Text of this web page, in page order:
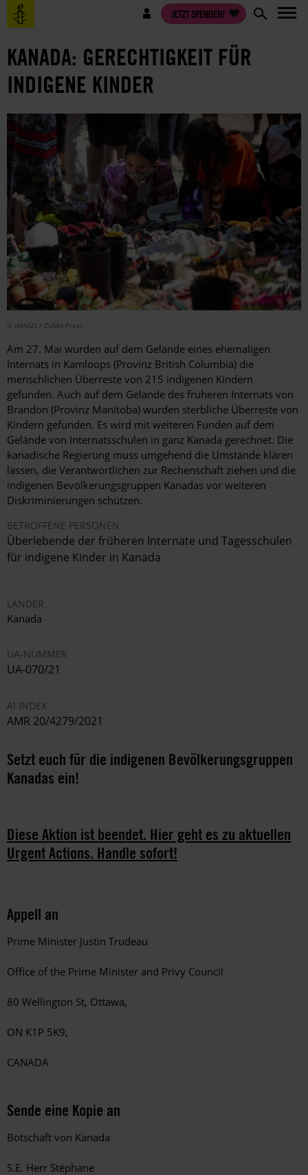
Direkt
zum
Benutzermenü JETZT SPENDEN!
KANADA: GERECHTIGKEIT FÜR
INDIGENE KINDER
© IMAGO / ZUMA Press
Am 27. Mai wurden auf dem Gelände eines ehemaligen
Internats in Kamloops (Provinz British Columbia) die
menschlichen Überreste von 215 indigenen Kindern
gefunden. Auch auf dem Gelände des früheren Internats von
Brandon (Provinz Manitoba) wurden sterbliche Überreste von
Kindern gefunden. Es wird mit weiteren Funden auf dem
Gelände von Internatsschulen in ganz Kanada gerechnet. Die
kanadische Regierung muss umgehend die Umstände klären
lassen, die Verantwortlichen zur Rechenschaft ziehen und die
indigenen Bevölkerungsgruppen Kanadas vor weiteren
Diskriminierungen schützen.
BETROFFENE PERSONEN
Überlebende der früheren Internate und Tagesschulen
für indigene Kinder in Kanada
LÄNDER
Kanada
UA-NUMMER
UA-070/21
AI INDEX
AMR 20/4279/2021
Setzt euch für die indigenen Bevölkerungsgruppen
Kanadas ein!
Diese Aktion ist beendet. Hier geht es zu aktuellen
Urgent Actions. Handle sofort!
Appell an
Prime Minister Justin Trudeau
Office of the Prime Minister and Privy Council
80 Wellington St, Ottawa,
ON K1P 5K9,
CANADA
Sende eine Kopie an
Botschaft von Kanada
S.E. Herr Stéphane